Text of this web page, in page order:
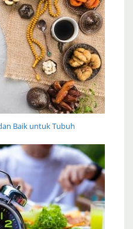
Baik untuk Tubuh